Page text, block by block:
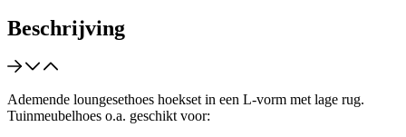
Beschrijving
Ademende loungesethoes hoekset in een L-vorm met lage rug.
Tuinmeubelhoes o.a. geschikt voor: